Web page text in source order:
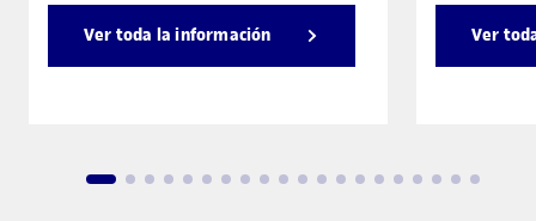
Ver toda la información Ver